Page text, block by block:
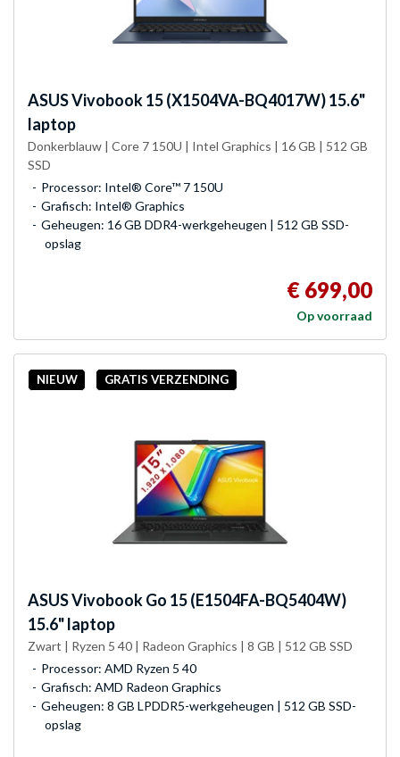
ASUSVivobook 15 (X1504VA-BQ4017W) 15.6"
laptop
Donkerblauw | Core 7 150U | Intel Graphics | 16 GB | 512 GB
SSD
Processor: Intel® Core™ 7 150U
Grafisch: Intel® Graphics
Geheugen: 16 GB DDR4-werkgeheugen | 512 GB SSD-
opslag
€ 699,00
Op voorraad
NIEUW GRATIS VERZENDING
ASUSVivobook Go 15 (E1504FA-BQ5404W)
15.6" laptop
Zwart | Ryzen 5 40 | Radeon Graphics | 8 GB | 512 GB SSD
Processor: AMD Ryzen 5 40
Grafisch: AMD Radeon Graphics
Geheugen: 8 GB LPDDR5-werkgeheugen | 512 GB SSD-
opslag